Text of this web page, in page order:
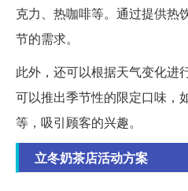
克力、热咖啡等。通过提供热
节的需求。
此外，还可以根据天气变化进
可以推出季节性的限定口味，
等，吸引顾客的兴趣。
立冬奶茶店活动方案